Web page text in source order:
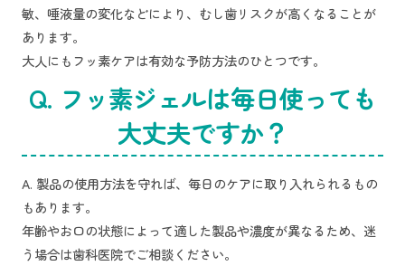
敏、唾液量の変化などにより、むし歯リスクが高くなることが
あります。
大人にもフッ素ケアは有効な予防方法のひとつです。
Q. フッ素ジェルは毎日使っても
大丈夫ですか？
A. 製品の使用方法を守れば、毎日のケアに取り入れられるもの
もあります。
年齢やお口の状態によって適した製品や濃度が異なるため、迷
う場合は歯科医院でご相談ください。